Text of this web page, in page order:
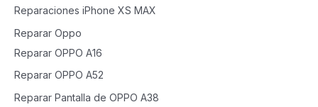
Reparaciones iPhone XS MAX
Reparar Oppo
Reparar OPPO A16
Reparar OPPO A52
Reparar Pantalla de OPPO A38